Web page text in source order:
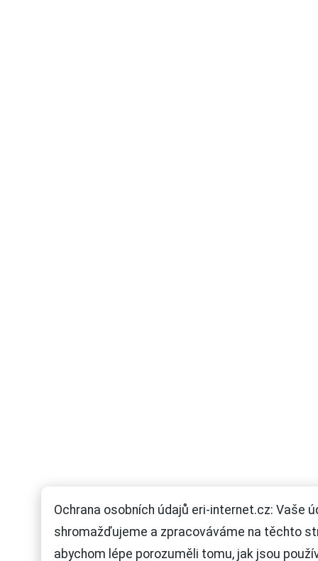
Ochrana osobních údajů eri-internet.cz: Vaše
shromažďujeme a zpracováváme na těchto
abychom lépe porozuměli tomu, jak jsou